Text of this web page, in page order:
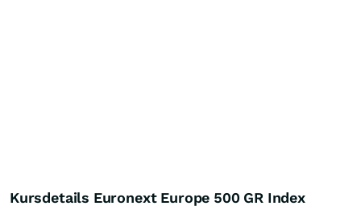
Kursdetails Euronext Europe 500 GR Index